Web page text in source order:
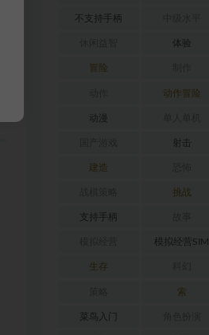
不支持手柄
体验
冒险
动作冒险
动漫
射击
建造
挑战
支持手柄
模拟经营SIM
生存
索
菜鸟入门